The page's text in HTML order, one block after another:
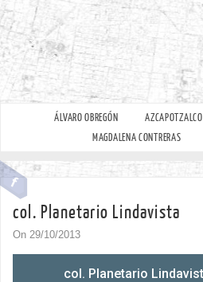
ÁLVARO OBREGÓN AZCAPOTZALCO
MAGDALENA CONTRERAS
col. Planetario Lindavista
On 29/10/2013